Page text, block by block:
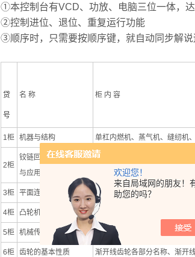
欢迎您！
来自局域网的朋友！
助您的吗？
①本控制台有VCD、功放、电脑三位一体，达
②控制进位、退位、重复运行功能
③顺序时，只需要按顺序键，就自动同步解说
贷
号
名 称 柜 内 容
1柜 机器与结构 单杠内燃机、蒸气机、缝纫机
2柜
铰链回杆机构的形式
与应用
铰链四杆机构、剪刀机、破碎
3柜 平面连杆机构应用 曲柄滑块、偏心轮子机构、自
4柜 凸轮机构的形成 内燃内气阀、盘形凸轮、移动
5柜 机械传动的各种形式 螺旋转动、滚珠螺旋转动、带
6柜 齿轮的基本性质 渐开线齿轮各部分名称、渐开